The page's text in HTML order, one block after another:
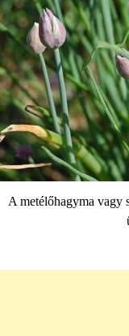
A metélőhagyma vagy